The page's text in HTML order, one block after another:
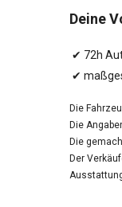
Deine
✔ 72h
✔
Die
Die
Die
Der